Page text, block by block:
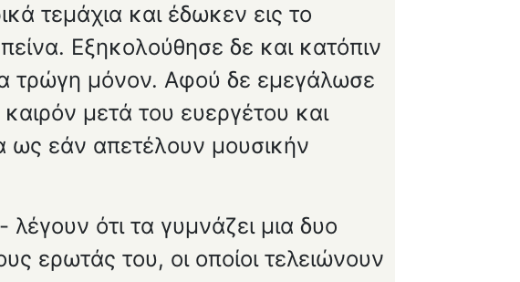
τεμάχια και έδωκεν εις το
Εξηκολούθησε δε και κατόπιν
τρώγη μόνον. Αφού δε εμεγάλωσε
μετά του ευεργέτου και
ως εάν απετέλουν μουσικήν
ότι τα γυμνάζει μια δυο
ερωτάς του, οι οποίοι τελειώνουν